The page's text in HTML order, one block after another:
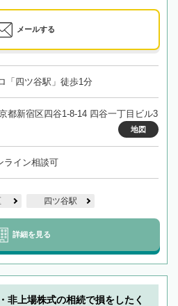
メールする
「四ツ谷駅」徒歩1分
都新宿区四谷1-8-14 四谷一丁目ビル3
地図
ライン相談可
四ツ谷駅
詳細を見る
非上場株式の相続で損をしたく